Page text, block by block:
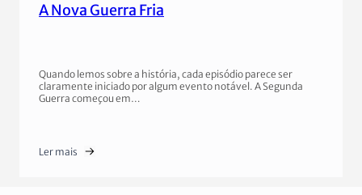
A Nova Guerra Fria
Quando lemos sobre a história, cada episódio parece ser
claramente iniciado por algum evento notável. A Segunda
Guerra começou em…
Ler mais